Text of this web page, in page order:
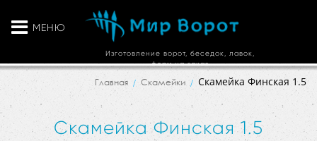
МЕНЮ
Изготовление ворот, беседок, лавок,
ферм на заказ
Главная Скамейки Скамейка Финская 1.5
Скамейка Финская 1.5